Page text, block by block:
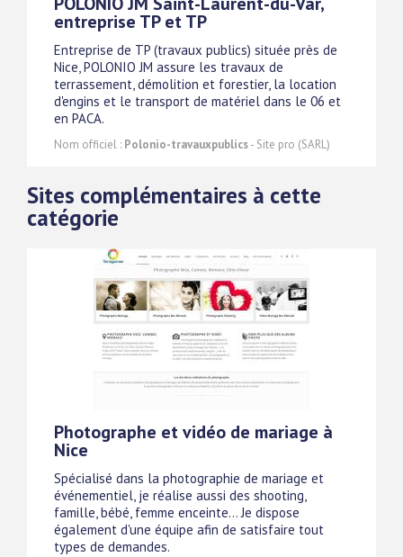
entreprise TP et TP
Entreprise de TP (travaux publics) située près de
Nice, POLONIO JM assure les travaux de
terrassement, démolition et forestier, la location
d'engins et le transport de matériel dans le 06 et
en PACA.
Nom officiel : Polonio-travauxpublics- Site pro (SARL)
Sites complémentaires à cette
catégorie
Photographe et vidéo de mariage à
Nice
Spécialisé dans la photographie de mariage et
événementiel, je réalise aussi des shooting,
famille, bébé, femme enceinte... Je dispose
également d'une équipe afin de satisfaire tout
types de demandes.